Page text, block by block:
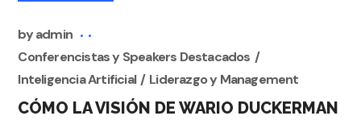
byadmin
Conferencistas y Speakers Destacados
Inteligencia Artificial
Liderazgo y Management
CÓMO LA VISIÓN DE WARIO DUCKERMAN